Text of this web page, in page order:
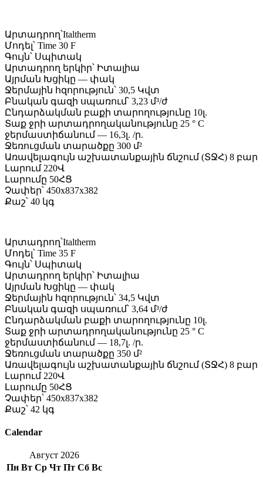
Արտադրող՝Italtherm
Մոդել՝ Time 30 F
Գույն՝ Սպիտակ
Արտադրող երկիր՝ Իտալիա
Այրման Խցիկը — փակ
Ջերմային հզորություն՝ 30,5 Կվտ
Բնական գազի սպառում՝ 3,23 մ³/ժ
Ընդարձակման բաքի տարողությունը 10լ.
Տաք ջրի արտադրողականությունը 25 ° C
ջերմաստիճանում — 16,3լ. /ր.
Ջեռուցման տարածքը 300 մ²
Առավելագույն աշխատանքային ճնշում (ՏՋՀ) 8 բար
Լարում 220Վ
Լարումը 50ՀՑ
Չափեր՝ 450x837x382
Քաշ՝ 40 կգ
Արտադրող՝Italtherm
Մոդել՝ Time 35 F
Գույն՝ Սպիտակ
Արտադրող երկիր՝ Իտալիա
Այրման Խցիկը — փակ
Ջերմային հզորություն՝ 34,5 Կվտ
Բնական գազի սպառում՝ 3,64 մ³/ժ
Ընդարձակման բաքի տարողությունը 10լ.
Տաք ջրի արտադրողականությունը 25 ° C
ջերմաստիճանում — 18,7լ. /ր.
Ջեռուցման տարածքը 350 մ²
Առավելագույն աշխատանքային ճնշում (ՏՋՀ) 8 բար
Լարում 220Վ
Լարումը 50ՀՑ
Չափեր՝ 450x837x382
Քաշ՝ 42 կգ
Calendar
Август 2026
Пн Вт Ср Чт Пт Сб Вс